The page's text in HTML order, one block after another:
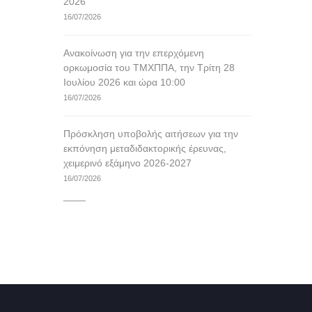
16/07/2026
Ανακοίνωση για την επερχόμενη
ορκωμοσία του ΤΜΧΠΠΑ, την Τρίτη 28
Ιουλίου 2026 και ώρα 10:00
16/07/2026
Πρόσκληση υποβολής αιτήσεων για την
εκπόνηση μεταδιδακτορικής έρευνας,
χειμερινό εξάμηνο 2026-2027
16/07/2026